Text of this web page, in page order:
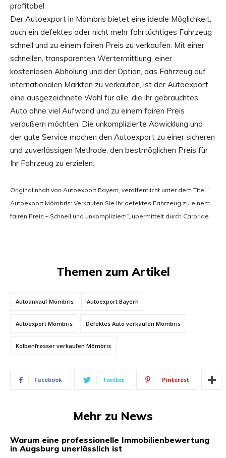
profitabel
Der Autoexport in Mömbris bietet eine ideale Möglichkeit,
auch ein defektes oder nicht mehr fahrtüchtiges Fahrzeug
schnell und zu einem fairen Preis zu verkaufen. Mit einer
schnellen, transparenten Wertermittlung, einer
kostenlosen Abholung und der Option, das Fahrzeug auf
internationalen Märkten zu verkaufen, ist der Autoexport
eine ausgezeichnete Wahl für alle, die ihr gebrauchtes
Auto ohne viel Aufwand und zu einem fairen Preis
veräußern möchten. Die unkomplizierte Abwicklung und
der gute Service machen den Autoexport zu einer sicheren
und zuverlässigen Methode, den bestmöglichen Preis für
Ihr Fahrzeug zu erzielen.
Originalinhalt von Autoexport Bayern, veröffentlicht unter dem Titel “
Autoexport Mömbris: Verkaufen Sie Ihr defektes Fahrzeug zu einem
fairen Preis – Schnell und unkompliziert!“, übermittelt durch Carpr.de
Themen zum Artikel
Autoankauf Mömbris Autoexport Bayern
Autoexport Mömbris Defektes Auto verkaufen Mömbris
Kolbenfresser verkaufen Mömbris
Facebook Twitter Pinterest
Mehr zu News
Warum eine professionelle Immobilienbewertung
in Augsburg unerlässlich ist